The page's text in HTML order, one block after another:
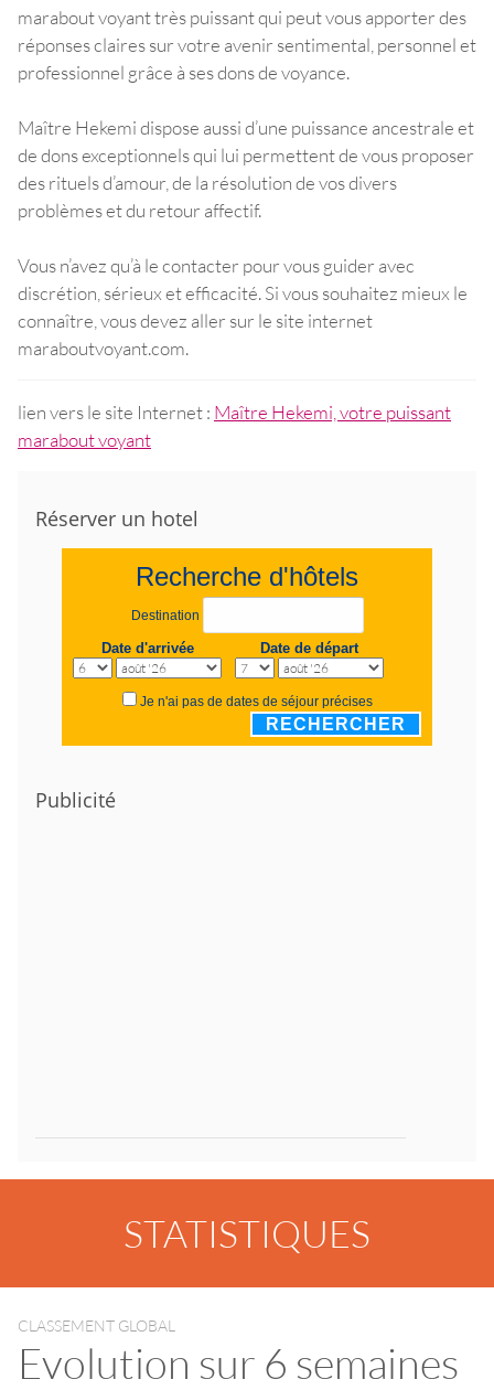
marabout voyant très puissant qui peut vous apporter des
réponses claires sur votre avenir sentimental, personnel et
professionnel grâce à ses dons de voyance.
Maître Hekemi dispose aussi d’une puissance ancestrale et
de dons exceptionnels qui lui permettent de vous proposer
des rituels d’amour, de la résolution de vos divers
problèmes et du retour affectif.
Vous n’avez qu’à le contacter pour vous guider avec
discrétion, sérieux et efficacité. Si vous souhaitez mieux le
connaître, vous devez aller sur le site internet
maraboutvoyant.com.
lien vers le site Internet : Maître Hekemi, votre puissant
marabout voyant
Réserver un hotel
Recherche d'hôtels
Destination
Date d'arrivée Date de départ
Je n'ai pas de dates de séjour précises
RECHERCHER
Publicité
STATISTIQUES
CLASSEMENT GLOBAL
Evolution sur 6 semaines